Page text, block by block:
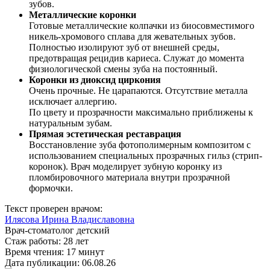
зубов.
Металлические коронки
Готовые металлические колпачки из биосовместимого
никель-хромового сплава для жевательных зубов.
Полностью изолируют зуб от внешней среды,
предотвращая рецидив кариеса. Служат до момента
физиологической смены зуба на постоянный.
Коронки из диоксид циркония
Очень прочные. Не царапаются. Отсутствие металла
исключает аллергию.
По цвету и прозрачности максимально приближены к
натуральным зубам.
Прямая эстетическая реставрация
Восстановление зуба фотополимерным композитом с
использованием специальных прозрачных гильз (стрип-
коронок). Врач моделирует зубную коронку из
пломбировочного материала внутри прозрачной
формочки.
Текст проверен врачом:
Илясова Ирина Владиславовна
Врач-стоматолог детский
Стаж работы: 28 лет
Время чтения: 17 минут
Дата публикации: 06.08.26